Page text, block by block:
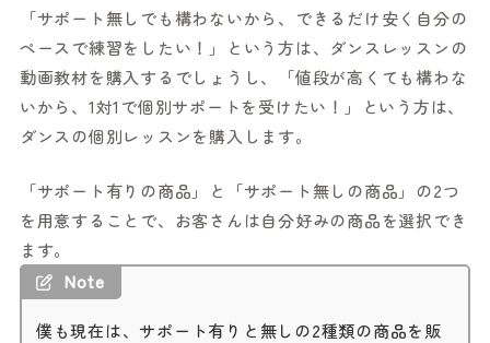
「サポート無しでも構わないから、できるだけ安く自分の
ペースで練習をしたい！」という方は、ダンスレッスンの
動画教材を購入するでしょうし、「値段が高くても構わな
いから、1対1で個別サポートを受けたい！」という方は、
ダンスの個別レッスンを購入します。
「サポート有りの商品」と「サポート無しの商品」の2つ
を用意することで、お客さんは自分好みの商品を選択でき
ます。
Note
僕も現在は、サポート有りと無しの2種類の商品を販